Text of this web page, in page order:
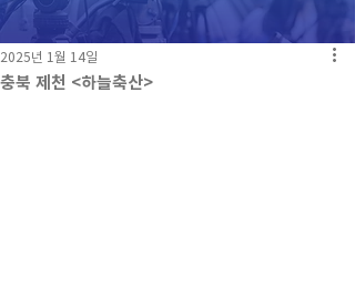
충북 제천 <하늘축산>
2025년 1월 14일